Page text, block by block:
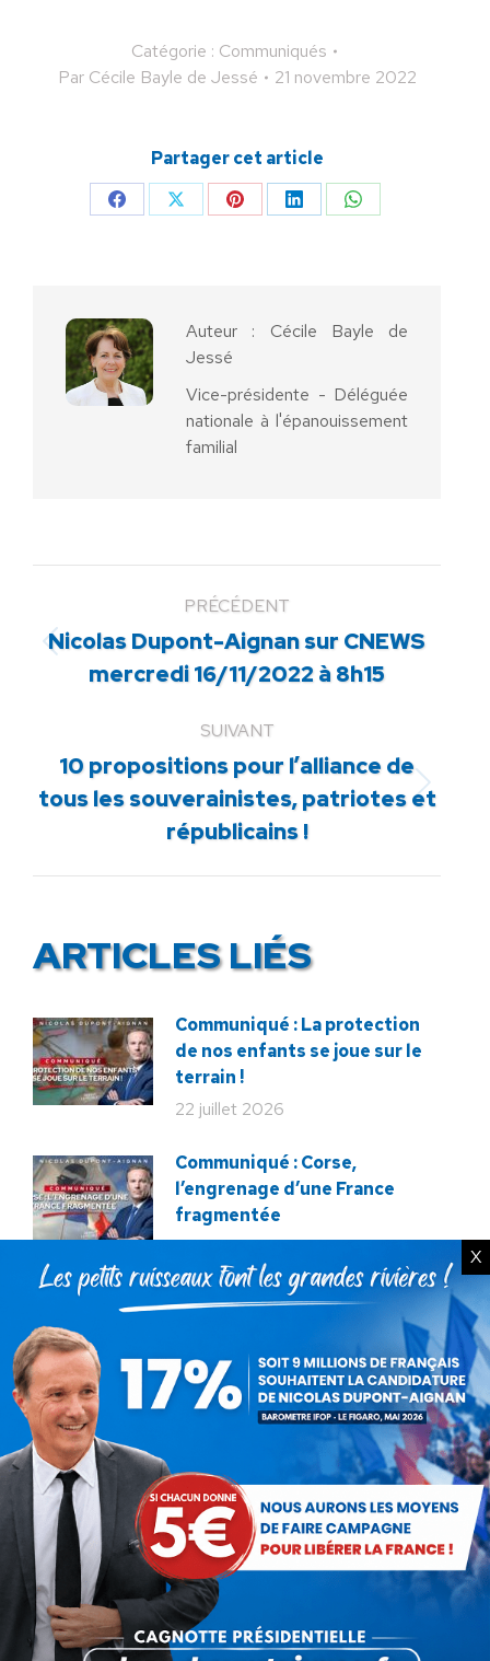
Catégorie : Communiqués
Par Cécile Bayle de Jessé 21 novembre 2022
Partager cet article
PartagerPartagerPartagerPartagerPartager
Auteur : Cécile Bayle de
Jessé
Vice-présidente - Déléguée
nationale à l'épanouissement
familial
PRÉCÉDENT
Article
précédent
Nicolas Dupont-Aignan sur CNEWS
mercredi 16/11/2022 à 8h15
SUIVANT
Article
suivant
:
10 propositions pour l’alliance de
tous les souverainistes, patriotes et
républicains !
ARTICLES LIÉS
Communiqué : La protection
de nos enfants se joue sur le
terrain !
22 juillet 2026
Communiqué : Corse,
l’engrenage d’une France
fragmentée
26 juin 2026
En ce 18 juin, le meilleur
hommage : libérer à nouveau la
France !
18 juin 2026
Macron veut tuer notre
12 décembre 2025
Service militaire : à quand des
mesures sérieuses et
réalistes ?
28 novembre 2025
X